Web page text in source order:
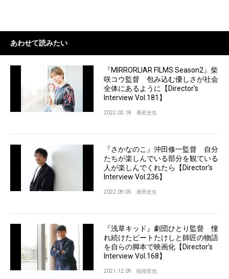
あわせて読みたい
『MIRRORLIAR FILMS Season2』柴
咲コウ監督 包み込む優しさが社会
全体にあるように【Director’s
Interview Vol.181】
2022.02.18 香田史生
『さかなのこ』沖田修一監督 自分
たちが楽しんでいる部分を観ている
人が楽しんでくれたら【Director’s
Interview Vol.236】
2022.09.05 香田史生
『浅草キッド』劇団ひとり監督 憧
れ続けたビートたけしと師匠の物語
を自らの脚本で映画化【Director’s
Interview Vol.168】
2021.12.09 稲垣哲也